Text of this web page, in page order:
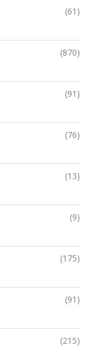
(61)
(870)
(91)
(76)
(13)
(9)
(175)
(91)
(215)